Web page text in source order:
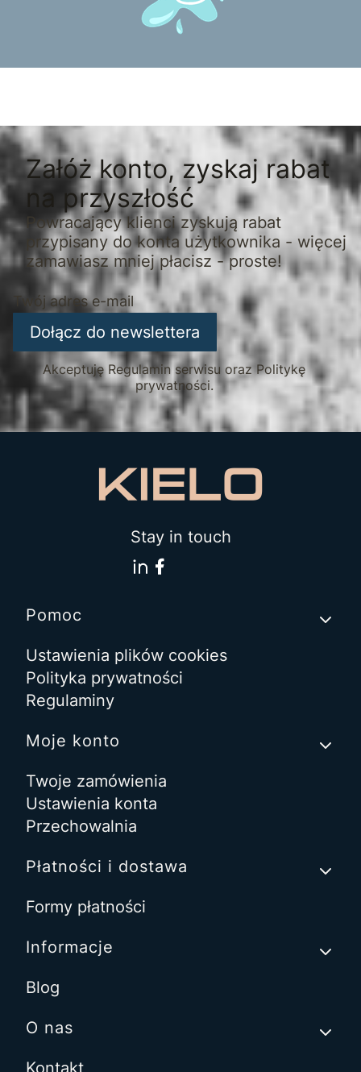
Załóż konto, zyskaj rabat
na przyszłość
Powracający klienci zyskują rabat
przypisany do konta użytkownika - więcej
zamawiasz mniej płacisz - proste!
Twój adres e-mail
Dołącz do newslettera
Akceptuję Regulamin serwisu oraz Politykę
prywatności.
Stay in touch
Linki w stopce
Pomoc
Ustawienia plików cookies
Polityka prywatności
Regulaminy
Moje konto
Twoje zamówienia
Ustawienia konta
Przechowalnia
Płatności i dostawa
Formy płatności
Informacje
Blog
O nas
Kontakt